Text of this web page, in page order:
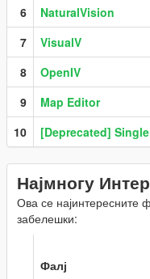
6
NaturalVision
7
VisualV
8
OpenIV
9
Map Editor
10
[Deprecated]
Најмногу
Ова се најинтересните
забелешки:
Фалј